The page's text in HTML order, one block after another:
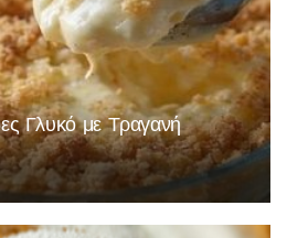
Γλυκό με Τραγανή